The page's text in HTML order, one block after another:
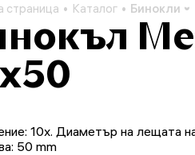
страница Каталог Бинокли
10x. Диаметър на лещата
50 mm